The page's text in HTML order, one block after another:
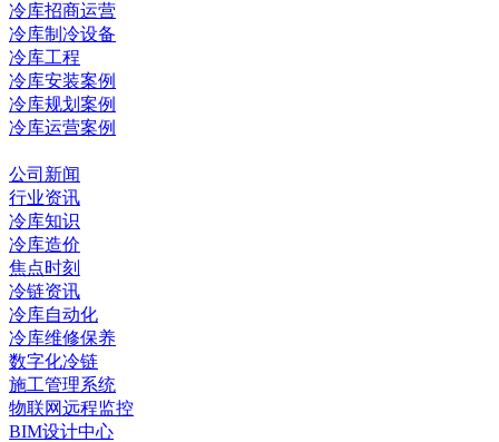
冷库招商运营
冷库制冷设备
冷库工程
冷库安装案例
冷库规划案例
冷库运营案例
公司新闻
行业资讯
冷库知识
冷库造价
焦点时刻
冷链资讯
冷库自动化
冷库维修保养
数字化冷链
施工管理系统
物联网远程监控
BIM设计中心